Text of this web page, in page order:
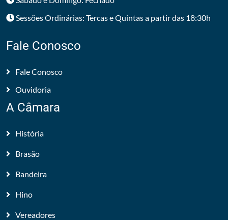
Sessões Ordinárias: Tercas e Quintas a partir das 18:30h
Fale Conosco
Fale Conosco
Ouvidoria
A Câmara
História
Brasão
Bandeira
Hino
Vereadores